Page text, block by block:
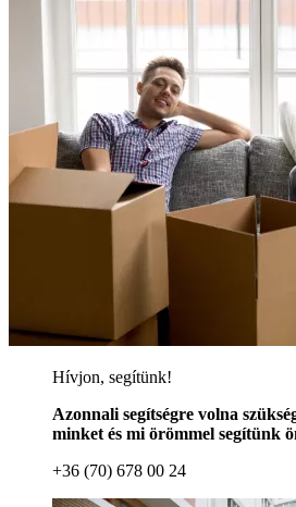
Hívjon, segítünk!
Azonnali segítségre volna
minket és mi örömmel segítünk
+36 (70) 678 00 24